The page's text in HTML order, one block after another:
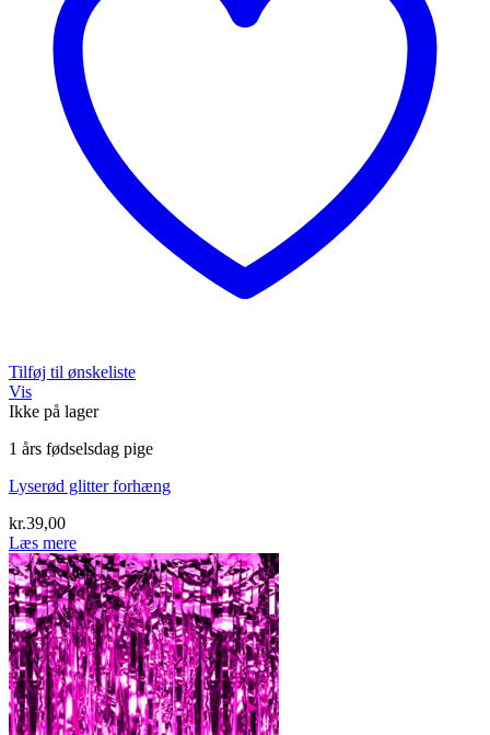
Tilføj til ønskeliste
Vis
Ikke på lager
1 års fødselsdag pige
Lyserød glitter forhæng
kr.39,00
Læs mere